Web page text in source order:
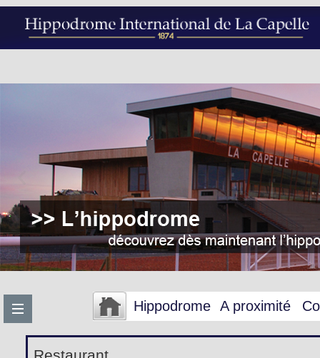
Hippodrome A proximité